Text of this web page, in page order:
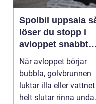
Spolbil uppsala så
löser du stopp i
avloppet snabbt
och säkert
När avloppet börjar
bubbla, golvbrunnen
luktar illa eller vattnet
helt slutar rinna